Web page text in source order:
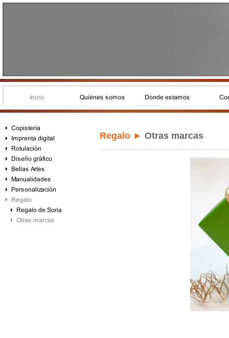
Regalo ► Otras marcas